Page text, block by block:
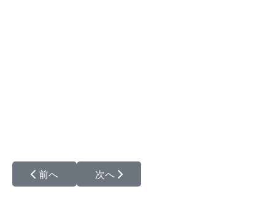
前の記事へ: ペルシャ絨毯配達＆送料について
前へ 次の記事へ: ペルシャ絨毯のお支払い方
次へ